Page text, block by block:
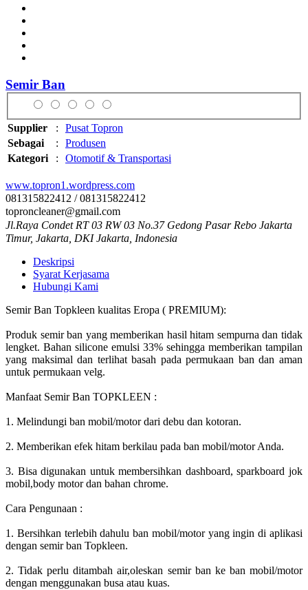
Semir Ban
Supplier :
Pusat Topron
Sebagai
:
Produsen
Kategori
: Otomotif & Transportasi
www.topron1.wordpress.com
081315822412 / 081315822412
toproncleaner@gmail.com
Jl.Raya Condet RT 03 RW 03 No.37 Gedong Pasar Rebo Jakarta
Timur, Jakarta, DKI Jakarta, Indonesia
Deskripsi
Syarat Kerjasama
Hubungi Kami
Semir Ban Topkleen kualitas Eropa ( PREMIUM):
Produk semir ban yang memberikan hasil hitam sempurna dan tidak
lengket. Bahan silicone emulsi 33% sehingga memberikan tampilan
yang maksimal dan terlihat basah pada permukaan ban dan aman
untuk permukaan velg.
Manfaat Semir Ban TOPKLEEN :
1. Melindungi ban mobil/motor dari debu dan kotoran.
2. Memberikan efek hitam berkilau pada ban mobil/motor Anda.
3. Bisa digunakan untuk membersihkan dashboard, sparkboard jok
mobil,body motor dan bahan chrome.
Cara Pengunaan :
1. Bersihkan terlebih dahulu ban mobil/motor yang ingin di aplikasi
dengan semir ban Topkleen.
2. Tidak perlu ditambah air,oleskan semir ban ke ban mobil/motor
dengan menggunakan busa atau kuas.